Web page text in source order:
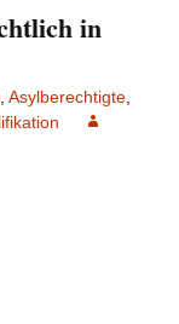
in
Asylberechtigte